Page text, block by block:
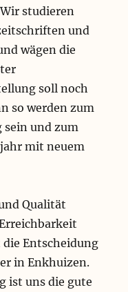
studieren
und
wägen die
soll noch
so werden zum
und zum
mit neuem
Qualität
Entscheidung
in Enkhuizen.
ist uns die gute